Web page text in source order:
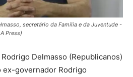
secretário da Família e da Juventude -
Press)
Delmasso (Republicanos)
governador Rodrigo